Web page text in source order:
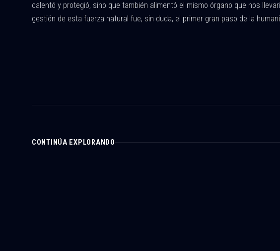
calentó y protegió, sino que también alimentó el mismo órgano que nos
gestión de esta fuerza natural fue, sin duda, el primer gran paso de la
CONTINÚA EXPLORANDO